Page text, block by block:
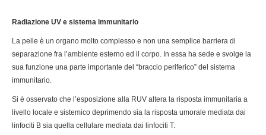
Radiazione UV e sistema immunitario
La pelle è un organo molto complesso e non una semplice barriera di
separazione fra l’ambiente esterno ed il corpo. In essa ha sede e svolge la
sua funzione una parte importante del “braccio periferico” del sistema
immunitario.
Si è osservato che l’esposizione alla RUV altera la risposta immunitaria a
livello locale e sistemico deprimendo sia la risposta umorale mediata dai
linfociti B sia quella cellulare mediata dai linfociti T.